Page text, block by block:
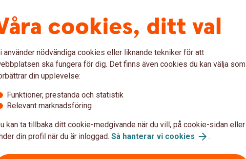
kan det vara svårt att veta om den som
vilka personer som står bakom bolaget. I
vid krediter.
cookies, ditt val
använder nödvändiga cookies eller liknande tekniker för att
ska fungera för dig. Det finns även cookies du kan välja som
din upplevelse:
Funktioner, prestanda och statistik
Relevant marknadsföring
kan ta tillbaka ditt cookie-medgivande när du vill, på cookie-sidan eller
din profil när du är inloggad. Så hanterar vi cookies .